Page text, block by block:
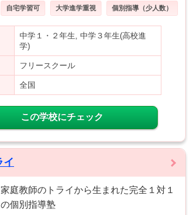
自宅学習可 大学進学重視 個別指導（少人数）
中学１・２年生, 中学３年生(高校進
学)
フリースクール
全国
この学校にチェック
イ
家庭教師のトライから生まれた完全１対１
の個別指導塾